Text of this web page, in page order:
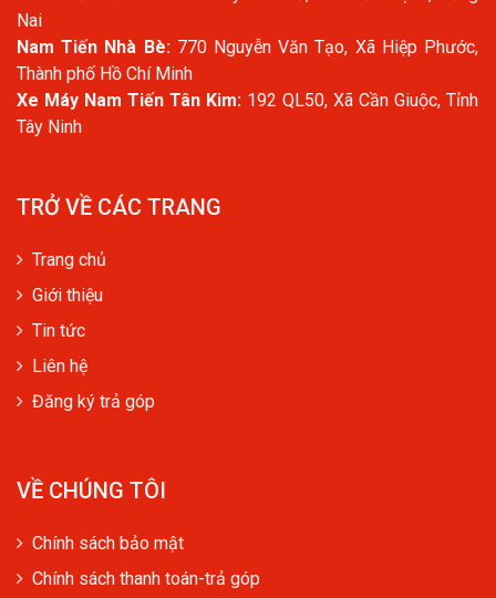
Nai
Nam Tiến Nhà Bè: 770 Nguyễn Văn Tạo, Xã Hiệp Phước,
Thành phố Hồ Chí Minh
Xe Máy Nam Tiến Tân Kim: 192 QL50, Xã Cần Giuộc, Tỉnh
Tây Ninh
TRỞ VỀ CÁC TRANG
Trang chủ
Giới thiệu
Tin tức
Liên hệ
Đăng ký trả góp
VỀ CHÚNG TÔI
Chính sách bảo mật
Chính sách thanh toán-trả góp